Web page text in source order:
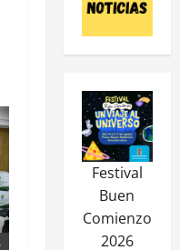
Festival
Buen
Comienzo
2026